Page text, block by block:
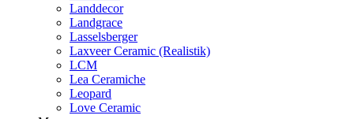
Landdecor
Landgrace
Lasselsberger
Laxveer Ceramic (Realistik)
LCM
Lea Ceramiche
Leopard
Love Ceramic